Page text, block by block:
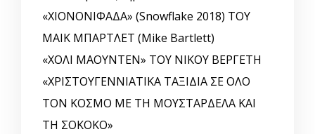
«ΧΙΟΝΟΝΙΦΑΔΑ» (Snowflake 2018) ΤΟΥ
ΜΑΙΚ ΜΠΑΡΤΛΕΤ (Mike Bartlett)
«ΧΟΛΙ ΜΑΟΥΝΤΕΝ» ΤΟΥ ΝΙΚΟΥ ΒΕΡΓΕΤΗ
«ΧΡΙΣΤΟΥΓΕΝΝΙΑΤΙΚΑ ΤΑΞΙΔΙΑ ΣΕ ΟΛΟ
ΤΟΝ ΚΟΣΜΟ ΜΕ ΤΗ ΜΟΥΣΤΑΡΔΕΛΑ ΚΑΙ
ΤΗ ΣΟΚΟΚΟ»